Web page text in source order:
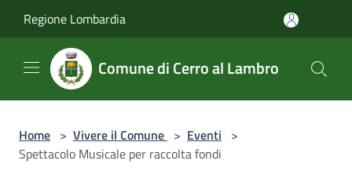
Regione Lombardia
Comune di Cerro al Lambro
Home > Vivere il Comune > Eventi >
Spettacolo Musicale per raccolta fondi